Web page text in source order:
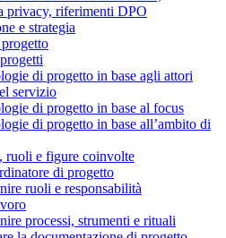
privacy, riferimenti DPO
e strategia
di progetto in base agli attori
servizio
di progetto in base al focus
di progetto in base all’ambito di
ruoli e figure coinvolte
di progetto
ruoli e responsabilità
processi, strumenti e rituali